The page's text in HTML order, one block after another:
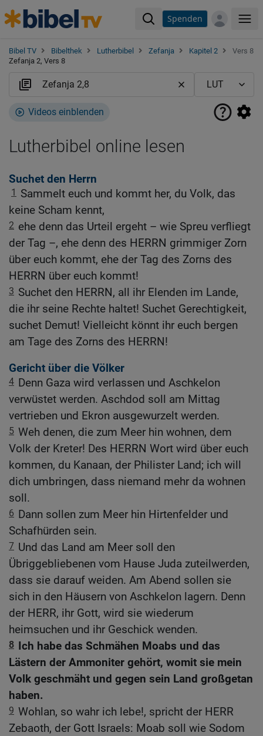
Spenden
Bibel TV Bibelthek Lutherbibel Zefanja Kapitel 2
Vers 8
Zefanja 2, Vers 8
Videos einblenden
Lutherbibel online lesen
Suchet den Herrn
1
Sammelt euch und kommt her, du Volk, das
keine Scham kennt,
2 ehe denn das Urteil ergeht – wie Spreu verfliegt
der Tag –, ehe denn des HERRN grimmiger Zorn
über euch kommt, ehe der Tag des Zorns des
HERRN über euch kommt!
3 Suchet den HERRN, all ihr Elenden im Lande,
die ihr seine Rechte haltet! Suchet Gerechtigkeit,
suchet Demut! Vielleicht könnt ihr euch bergen
am Tage des Zorns des HERRN!
Gericht über die Völker
4 Denn Gaza wird verlassen und Aschkelon
verwüstet werden. Aschdod soll am Mittag
vertrieben und Ekron ausgewurzelt werden.
5 Weh denen, die zum Meer hin wohnen, dem
Volk der Kreter! Des HERRN Wort wird über euch
kommen, du Kanaan, der Philister Land; ich will
dich umbringen, dass niemand mehr da wohnen
soll.
6 Dann sollen zum Meer hin Hirtenfelder und
Schafhürden sein.
7 Und das Land am Meer soll den
Übriggebliebenen vom Hause Juda zuteilwerden,
dass sie darauf weiden. Am Abend sollen sie
sich in den Häusern von Aschkelon lagern. Denn
der HERR, ihr Gott, wird sie wiederum
heimsuchen und ihr Geschick wenden.
8 Ich habe das Schmähen Moabs und das
Lästern der Ammoniter gehört, womit sie mein
Volk geschmäht und gegen sein Land großgetan
haben.
9 Wohlan, so wahr ich lebe!, spricht der HERR
Zebaoth, der Gott Israels: Moab soll wie Sodom